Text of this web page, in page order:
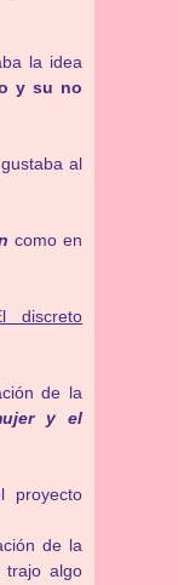
la idea
y su no
al
como en
discreto
de la
y el
proyecto
de la
algo